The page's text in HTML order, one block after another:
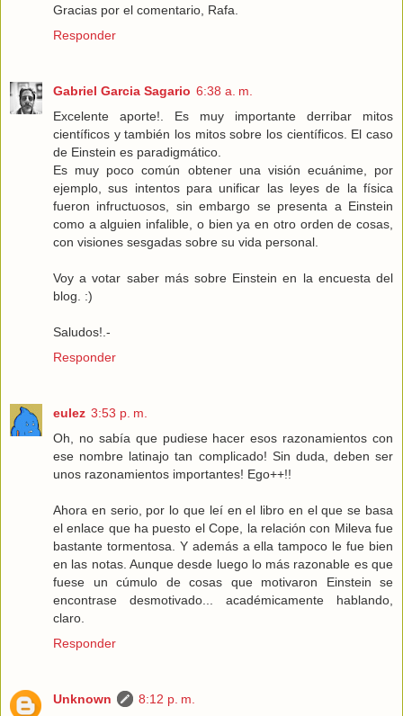
Gracias por el comentario, Rafa.
Responder
Gabriel Garcia Sagario 6:38 a. m.
Excelente aporte!. Es muy importante derribar mitos
científicos y también los mitos sobre los científicos. El caso
de Einstein es paradigmático.
Es muy poco común obtener una visión ecuánime, por
ejemplo, sus intentos para unificar las leyes de la física
fueron infructuosos, sin embargo se presenta a Einstein
como a alguien infalible, o bien ya en otro orden de cosas,
con visiones sesgadas sobre su vida personal.
Voy a votar saber más sobre Einstein en la encuesta del
blog. :)
Saludos!.-
Responder
eulez 3:53 p. m.
Oh, no sabía que pudiese hacer esos razonamientos con
ese nombre latinajo tan complicado! Sin duda, deben ser
unos razonamientos importantes! Ego++!!
Ahora en serio, por lo que leí en el libro en el que se basa
el enlace que ha puesto el Cope, la relación con Mileva fue
bastante tormentosa. Y además a ella tampoco le fue bien
en las notas. Aunque desde luego lo más razonable es que
fuese un cúmulo de cosas que motivaron Einstein se
encontrase desmotivado... académicamente hablando,
claro.
Responder
Unknown
8:12 p. m.